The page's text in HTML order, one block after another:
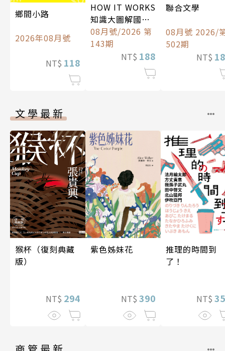
鄉間小路
2026年08月號
NT$ 118
HOW IT WORKS
知識大圖解國際
中文版
08月號/2026 第
143期
NT$ 188
聯合文學
08月號 2026/
502期
NT$
文學最新
猴杯（復刻典藏
版）
NT$ 294
紫色姊妹花
NT$ 390
推理的時間到
了！
NT$